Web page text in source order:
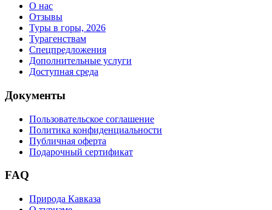
О нас
Отзывы
Туры в горы, 2026
Турагенствам
Спецпредложения
Дополнительные услуги
Доступная среда
Документы
Пользовательское соглашение
Политика конфиденциальности
Публичная оферта
Подарочный сертификат
FAQ
Природа Кавказа